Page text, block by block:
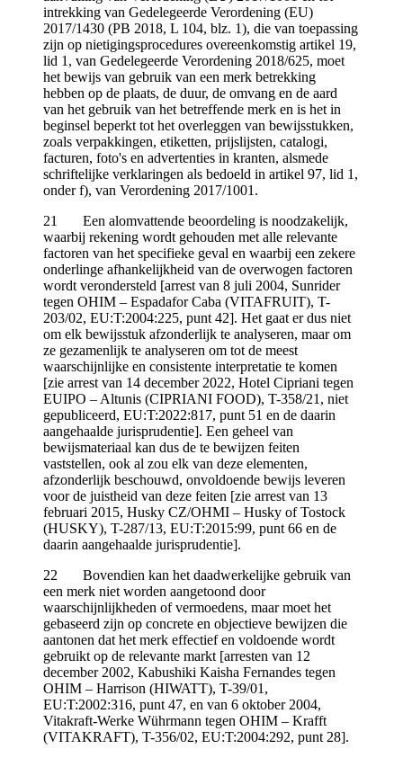
intrekking van Gedelegeerde Verordening (EU)
2017/1430 (PB 2018, L 104, blz. 1), die van toepassing
zijn op nietigingsprocedures overeenkomstig artikel 19,
lid 1, van Gedelegeerde Verordening 2018/625, moet
het bewijs van gebruik van een merk betrekking
hebben op de plaats, de duur, de omvang en de aard
van het gebruik van het betreffende merk en is het in
beginsel beperkt tot het overleggen van bewijsstukken,
zoals verpakkingen, etiketten, prijslijsten, catalogi,
facturen, foto's en advertenties in kranten, alsmede
schriftelijke verklaringen als bedoeld in artikel 97, lid 1,
onder f), van Verordening 2017/1001.
21 Een alomvattende beoordeling is noodzakelijk,
waarbij rekening wordt gehouden met alle relevante
factoren van het specifieke geval en waarbij een zekere
onderlinge afhankelijkheid van de overwogen factoren
wordt verondersteld [arrest van 8 juli 2004, Sunrider
tegen OHIM – Espadafor Caba (VITAFRUIT), T-
203/02, EU:T:2004:225, punt 42]. Het gaat er dus niet
om elk bewijsstuk afzonderlijk te analyseren, maar om
ze gezamenlijk te analyseren om tot de meest
waarschijnlijke en consistente interpretatie te komen
[zie arrest van 14 december 2022, Hotel Cipriani tegen
EUIPO – Altunis (CIPRIANI FOOD), T-358/21, niet
gepubliceerd, EU:T:2022:817, punt 51 en de daarin
aangehaalde jurisprudentie]. Een geheel van
bewijsmateriaal kan dus de te bewijzen feiten
vaststellen, ook al zou elk van deze elementen,
afzonderlijk beschouwd, onvoldoende bewijs leveren
voor de juistheid van deze feiten [zie arrest van 13
februari 2015, Husky CZ/OHMI – Husky of Tostock
(HUSKY), T-287/13, EU:T:2015:99, punt 66 en de
daarin aangehaalde jurisprudentie].
22 Bovendien kan het daadwerkelijke gebruik van
een merk niet worden aangetoond door
waarschijnlijkheden of vermoedens, maar moet het
gebaseerd zijn op concrete en objectieve bewijzen die
aantonen dat het merk effectief en voldoende wordt
gebruikt op de relevante markt [arresten van 12
december 2002, Kabushiki Kaisha Fernandes tegen
OHIM – Harrison (HIWATT), T-39/01,
EU:T:2002:316, punt 47, en van 6 oktober 2004,
Vitakraft-Werke Wührmann tegen OHIM – Krafft
(VITAKRAFT), T-356/02, EU:T:2004:292, punt 28].